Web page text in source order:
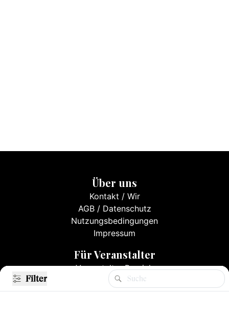
Filter
Filter
Über uns
Kontakt / Wir
AGB/ Datenschutz
Nutzungsbedingungen
Impressum
Für Veranstalter
Veranstalter Bereich
Events eintragen
Mediadaten & Preise